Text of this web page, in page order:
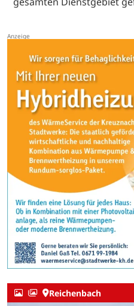
Reichenbach